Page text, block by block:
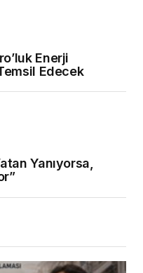
Enerji
Edecek
Yanıyorsa,